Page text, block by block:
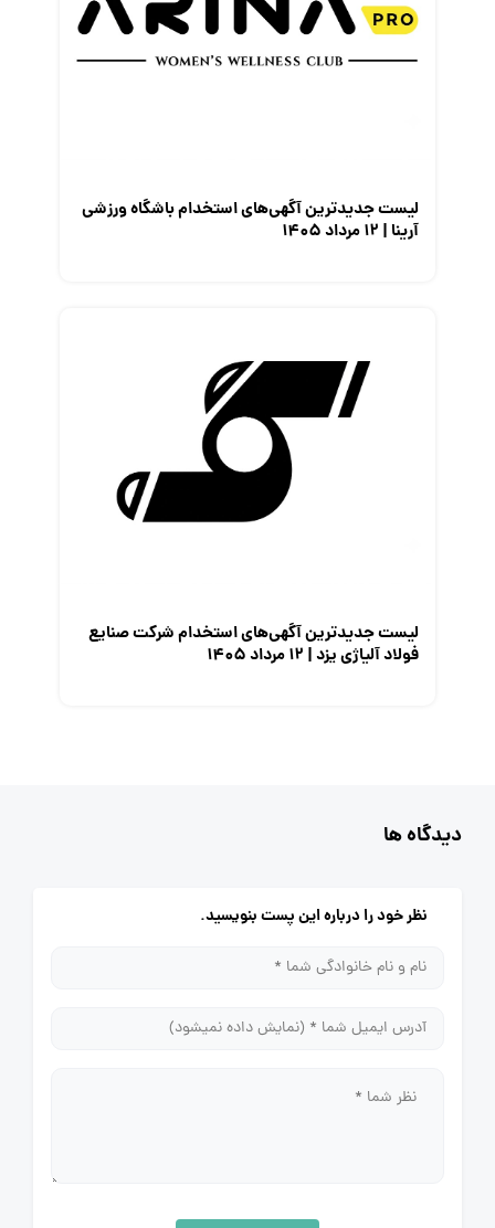
لیست جدیدترین آگهی‌های استخدام باشگاه ورزشی
آرینا | ۱۲ مرداد ۱۴۰۵
لیست جدیدترین آگهی‌های استخدام شرکت صنایع
فولاد آلیاژی یزد | ۱۲ مرداد ۱۴۰۵
دیدگاه ها
نظر خود را درباره این پست بنویسید.